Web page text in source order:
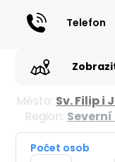
Telefon
Město: Sv. Filip i
Region:
Počet osob